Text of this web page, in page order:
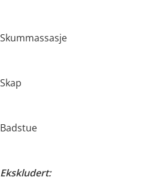
Skummassasje
Skap
Badstue
Ekskludert: